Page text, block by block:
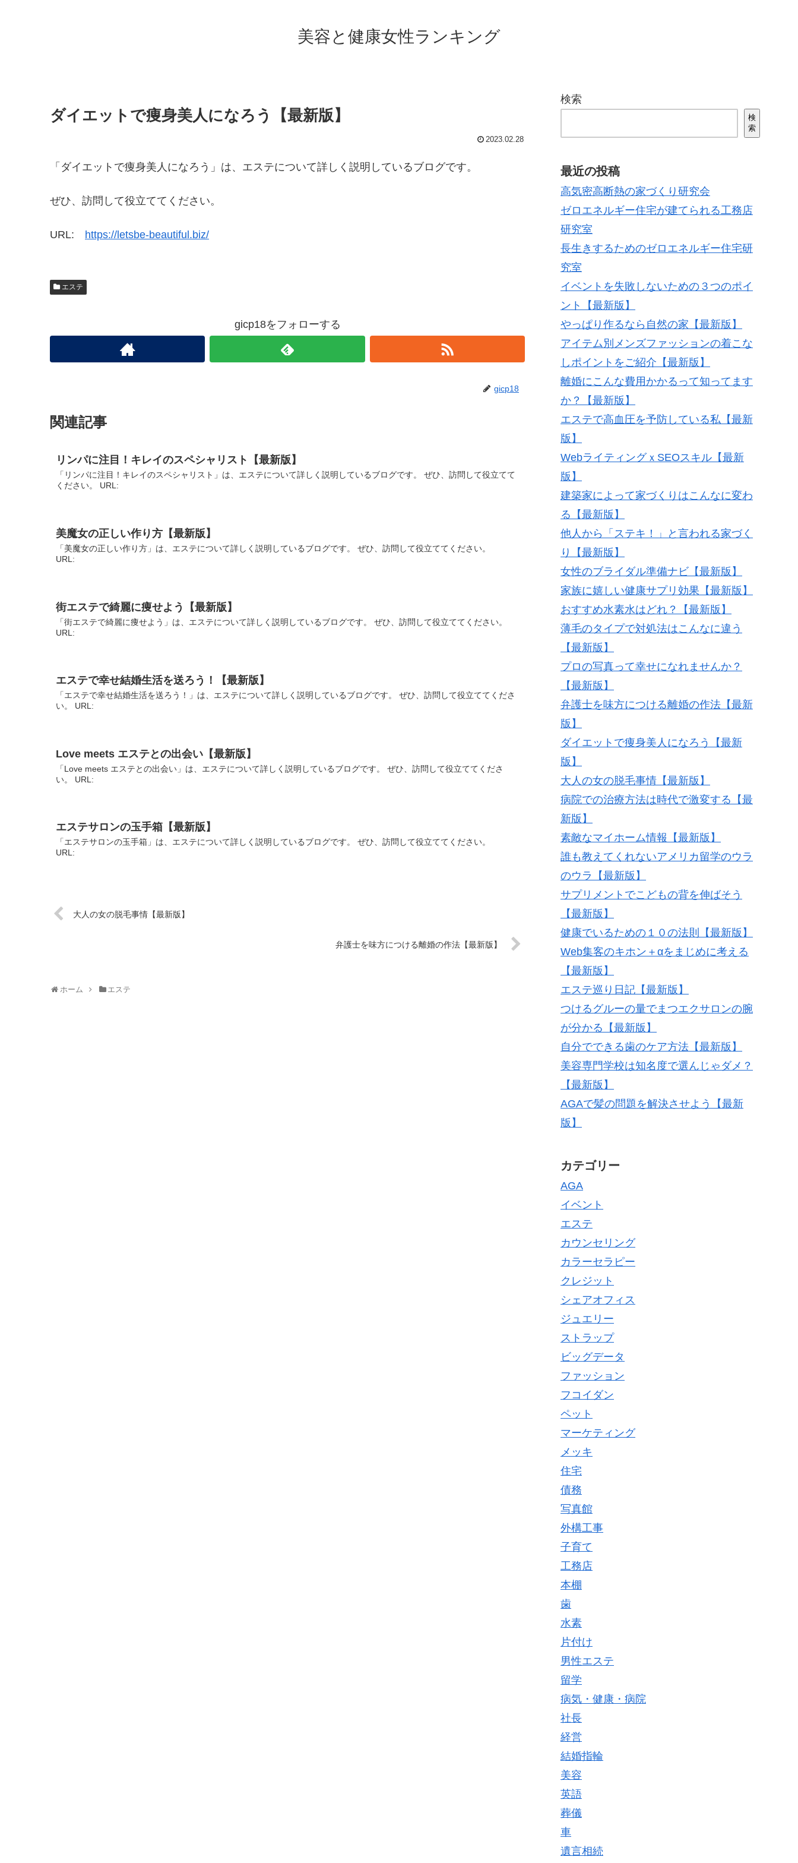
美容と健康女性ランキング
ダイエットで痩身美人になろう【最新版】
2023.02.28
「ダイエットで痩身美人になろう」は、エステについて詳しく説明しているブログです。
ぜひ、訪問して役立ててください。
URL: https://letsbe-beautiful.biz/
エステ
gicp18をフォローする
gicp18
関連記事
リンパに注目！キレイのスペシャリスト【最新版】
「リンパに注目！キレイのスペシャリスト」は、エステについて詳しく説明しているブログです。 ぜひ、訪問して役立てて
ください。 URL:
美魔女の正しい作り方【最新版】
「美魔女の正しい作り方」は、エステについて詳しく説明しているブログです。 ぜひ、訪問して役立ててください。
URL:
街エステで綺麗に痩せよう【最新版】
「街エステで綺麗に痩せよう」は、エステについて詳しく説明しているブログです。 ぜひ、訪問して役立ててください。
URL:
エステで幸せ結婚生活を送ろう！【最新版】
「エステで幸せ結婚生活を送ろう！」は、エステについて詳しく説明しているブログです。 ぜひ、訪問して役立ててくださ
い。 URL:
Love meets エステとの出会い【最新版】
「Love meets エステとの出会い」は、エステについて詳しく説明しているブログです。 ぜひ、訪問して役立ててくださ
い。 URL:
エステサロンの玉手箱【最新版】
「エステサロンの玉手箱」は、エステについて詳しく説明しているブログです。 ぜひ、訪問して役立ててください。
URL:
大人の女の脱毛事情【最新版】
弁護士を味方につける離婚の作法【最新版】
ホーム エステ
検索
検
索
最近の投稿
高気密高断熱の家づくり研究会
ゼロエネルギー住宅が建てられる工務店
研究室
長生きするためのゼロエネルギー住宅研
究室
イベントを失敗しないための３つのポイ
ント【最新版】
やっぱり作るなら自然の家【最新版】
アイテム別メンズファッションの着こな
しポイントをご紹介【最新版】
離婚にこんな費用かかるって知ってます
か？【最新版】
エステで高血圧を予防している私【最新
版】
WebライティングｘSEOスキル【最新
版】
建築家によって家づくりはこんなに変わ
る【最新版】
他人から「ステキ！」と言われる家づく
り【最新版】
女性のブライダル準備ナビ【最新版】
家族に嬉しい健康サプリ効果【最新版】
おすすめ水素水はどれ？【最新版】
薄毛のタイプで対処法はこんなに違う
【最新版】
プロの写真って幸せになれませんか？
【最新版】
弁護士を味方につける離婚の作法【最新
版】
ダイエットで痩身美人になろう【最新
版】
大人の女の脱毛事情【最新版】
病院での治療方法は時代で激変する【最
新版】
素敵なマイホーム情報【最新版】
誰も教えてくれないアメリカ留学のウラ
のウラ【最新版】
サプリメントでこどもの背を伸ばそう
【最新版】
健康でいるための１０の法則【最新版】
Web集客のキホン＋αをまじめに考える
【最新版】
エステ巡り日記【最新版】
つけるグルーの量でまつエクサロンの腕
が分かる【最新版】
自分でできる歯のケア方法【最新版】
美容専門学校は知名度で選んじゃダメ？
【最新版】
AGAで髪の問題を解決させよう【最新
版】
カテゴリー
AGA
イベント
エステ
カウンセリング
カラーセラピー
クレジット
シェアオフィス
ジュエリー
ストラップ
ビッグデータ
ファッション
フコイダン
ペット
マーケティング
メッキ
住宅
債務
写真館
外構工事
子育て
工務店
本棚
歯
水素
片付け
男性エステ
留学
病気・健康・病院
社長
経営
結婚指輪
美容
英語
葬儀
車
遺言相続